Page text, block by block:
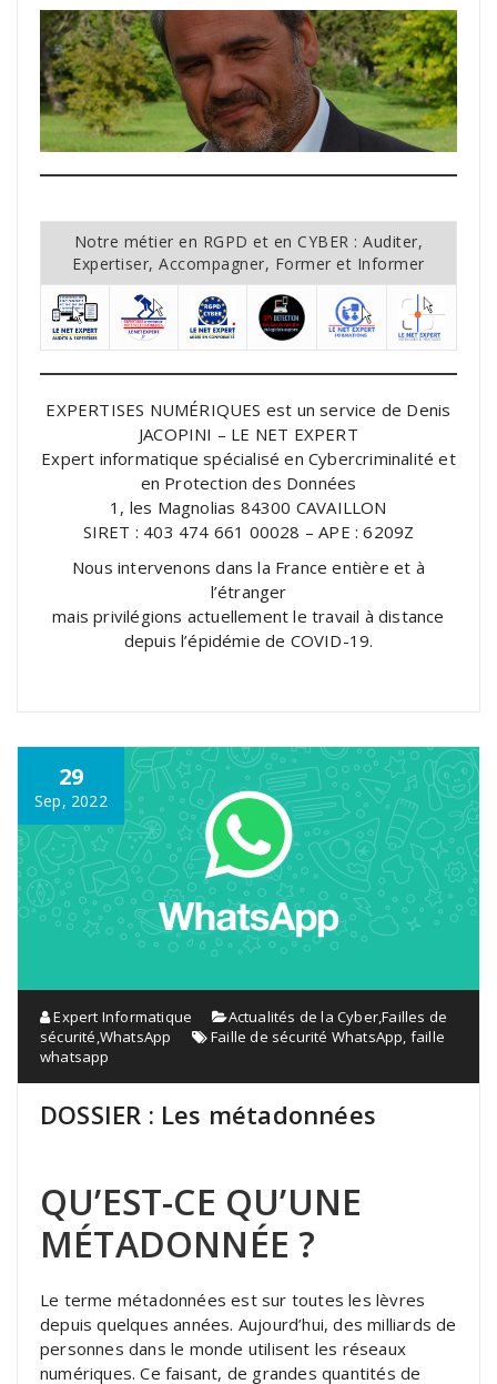
Notre métier en RGPD et en CYBER : Auditer,
Expertiser, Accompagner, Former et Informer
EXPERTISES NUMÉRIQUES est un service de Denis
JACOPINI – LE NET EXPERT
Expert informatique spécialisé en Cybercriminalité et
en Protection des Données
1, les Magnolias 84300 CAVAILLON
SIRET : 403 474 661 00028 – APE : 6209Z
Nous intervenons dans la France entière et à
l’étranger
mais privilégions actuellement le travail à distance
depuis l’épidémie de COVID-19.
29
Sep, 2022
Expert Informatique Actualités de la Cyber,Failles de
sécurité,WhatsApp Faille de sécurité WhatsApp, faille
whatsapp
DOSSIER : Les métadonnées
QU’EST-CE QU’UNE
MÉTADONNÉE ?
Le terme métadonnées est sur toutes les lèvres
depuis quelques années. Aujourd’hui, des milliards de
personnes dans le monde utilisent les réseaux
numériques. Ce faisant, de grandes quantités de